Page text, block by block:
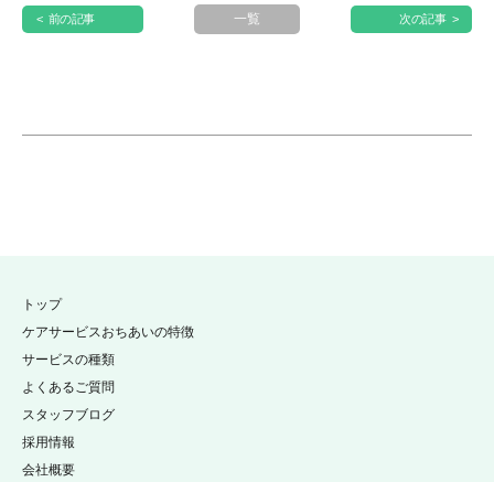
< 前の記事 一覧 次の記事 >
トップ
ケアサービスおちあいの特徴
サービスの種類
よくあるご質問
スタッフブログ
採用情報
会社概要